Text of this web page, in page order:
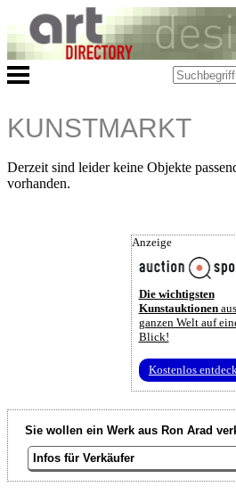
KUNSTMARKT
Derzeit sind leider keine Objekte
vorhanden.
Anzeige
Die wichtigsten
Kunstauktionen
ganzen Welt auf
Blick!
Kostenlos
Sie wollen ein Werk aus Ron Arad
Infos für Verkäufer